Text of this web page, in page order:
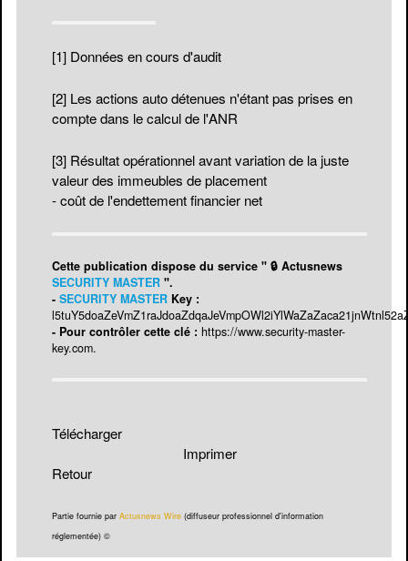
[1] Données en cours d'audit
[2] Les actions auto détenues n'étant pas prises en
compte dans le calcul de l'ANR
[3] Résultat opérationnel avant variation de la juste
valeur des immeubles de placement
- coût de l'endettement financier net
Cette publication dispose du service " 🔒 Actusnews
SECURITY MASTER ".
- SECURITY MASTER Key :
- Pour contrôler cette clé : https://www.security-master-
key.com.
Télécharger
Imprimer
Retour
Partie fournie par Actusnews Wire (diffuseur professionnel d'information
réglementée) ©